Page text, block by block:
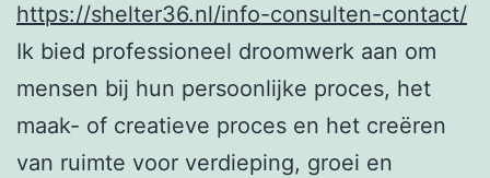
https://shelter36.nl/info-consulten-contact/
Ik bied professioneel droomwerk aan om
mensen bij hun persoonlijke proces, het
maak- of creatieve proces en het creëren
van ruimte voor verdieping, groei en